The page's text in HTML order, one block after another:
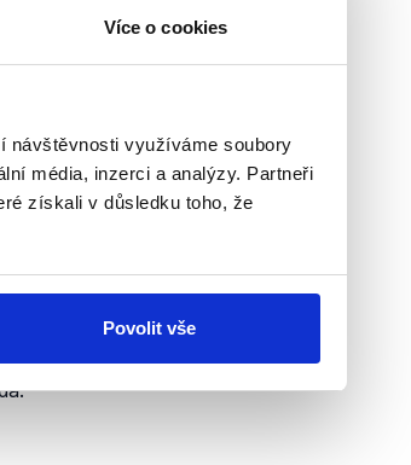
Více o cookies
návštěvnosti využíváme soubory
média, inzerci a analýzy. Partneři
získali v důsledku toho, že
Povolit vše